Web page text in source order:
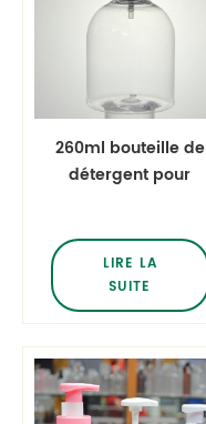
260ml bouteille de
détergent pour
boston avec
pulvérisateur
LIRE LA
SUITE